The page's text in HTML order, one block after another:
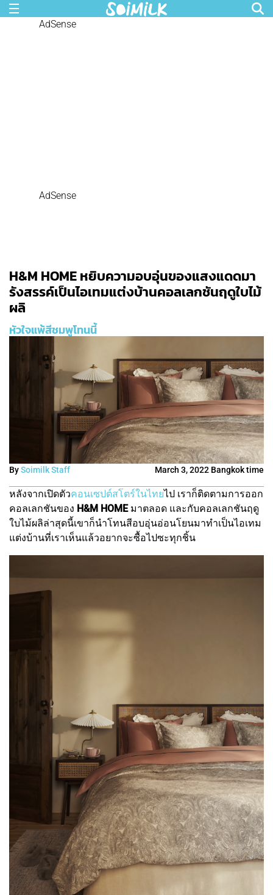
AdSense
AdSense
H&M HOME หยิบความอบอุ่นของแสงแดดมา
รังสรรค์เป็นไอเทมแต่งบ้านคอลเลกชันฤดูใบไม้
ผลิ
หัวใจแพ้สีชมพูโทนนี้
BySoimilk Staff March 3, 2022 Bangkok time
หลังจากเปิดตัวคอนเซปต์สโตร์ในไทยไป เราก็ติดตามการออก
คอลเลกชันของ H&M HOMEมาตลอด และกับคอลเลกชันฤดู
ใบไม้ผลิล่าสุดนี้เขาก็นำโทนสีอบอุ่นอ่อนโยนมาทำเป็นไอเทม
แต่งบ้านที่เราเห็นแล้วอยากจะซื้อไปซะทุกชิ้น